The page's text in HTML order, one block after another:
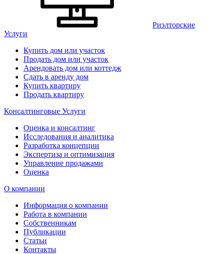
Риэлторские
Услуги
Купить дом или участок
Продать дом или участок
Арендовать дом или коттедж
Сдать в аренду дом
Купить квартиру
Продать квартиру
Консалтинговые Услуги
Оценка и консалтинг
Исследования и аналитика
Разработка концепции
Экспертиза и оптимизация
Управление продажами
Оценка
О компании
Информация о компании
Работа в компании
Собственникам
Публикации
Статьи
Контакты